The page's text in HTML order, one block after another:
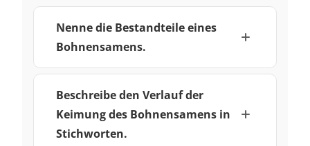
Nenne die Bestandteile eines
Bohnensamens.
Beschreibe den Verlauf der
Keimung des Bohnensamens in
Stichworten.